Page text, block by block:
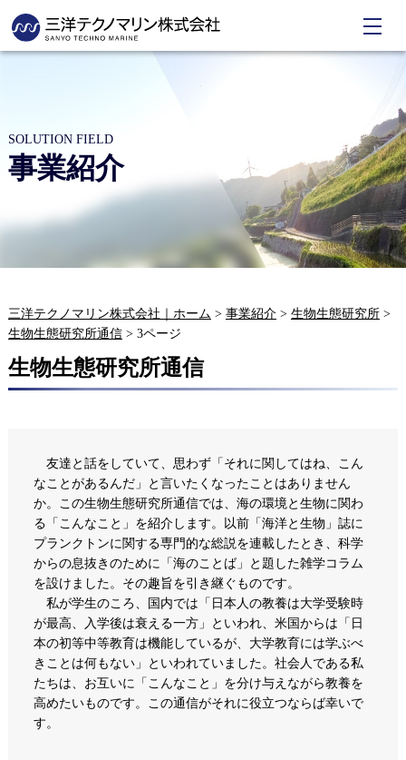
SOLUTION FIELD
事業紹介
三洋テクノマリン株式会社｜ホーム > 事業紹介 > 生物生態研究所 >
生物生態研究所通信 > 3ページ
生物生態研究所通信
友達と話をしていて、思わず「それに関してはね、こん
なことがあるんだ」と言いたくなったことはありません
か。この生物生態研究所通信では、海の環境と生物に関わ
る「こんなこと」を紹介します。以前「海洋と生物」誌に
プランクトンに関する専門的な総説を連載したとき、科学
からの息抜きのために「海のことば」と題した雑学コラム
を設けました。その趣旨を引き継ぐものです。
私が学生のころ、国内では「日本人の教養は大学受験時
が最高、入学後は衰える一方」といわれ、米国からは「日
本の初等中等教育は機能しているが、大学教育には学ぶべ
きことは何もない」といわれていました。社会人である私
たちは、お互いに「こんなこと」を分け与えながら教養を
高めたいものです。この通信がそれに役立つならば幸いで
す。